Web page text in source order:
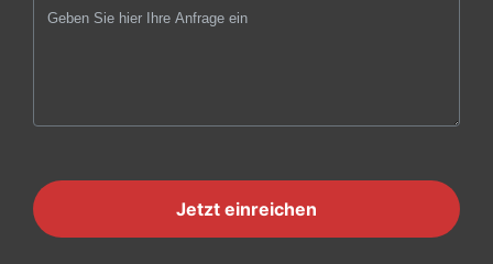
Jetzt einreichen